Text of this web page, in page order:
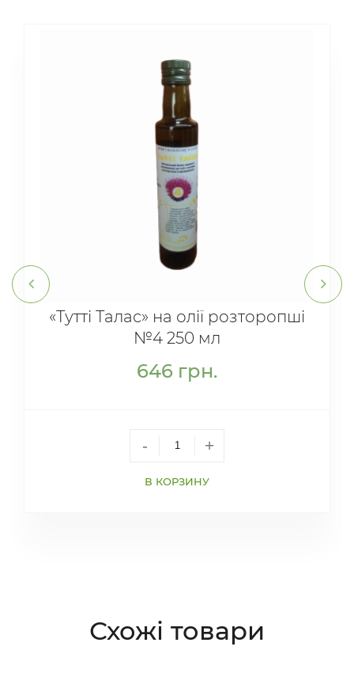
«Тутті Талас» на олії розторопші
№4 250 мл
646 грн.
- +
В КОРЗИНУ
Схожі товари